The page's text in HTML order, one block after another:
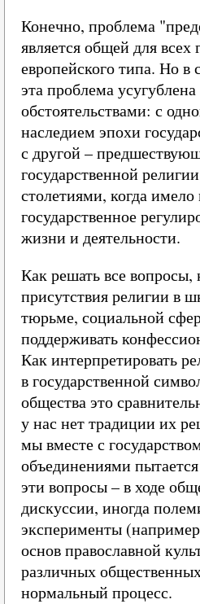
Конечно, проблема
является общей для всех
европейского типа. Но в
эта проблема
обстоятельствами: с
наследием эпохи
с другой –
государственной
столетиями, когда имело
государственное
жизни и деятельности.
Как решать все
присутствия религии в
тюрьме, социальной
поддерживать
Как интерпретировать
в государственной
общества это
у нас нет традиции их
мы вместе с
объединениями
эти вопросы – в ходе
дискуссии, иногда
эксперименты
основ православной
различных
нормальный процесс.